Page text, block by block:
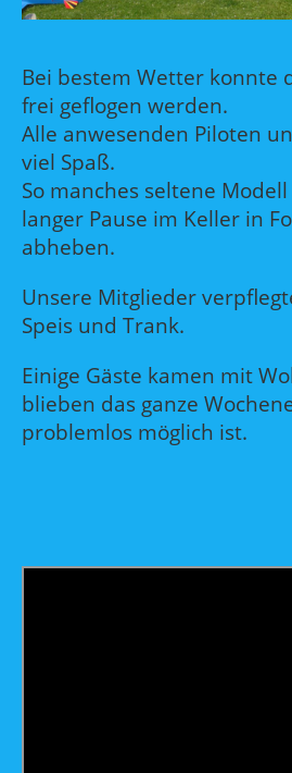
Bei bestem Wetter konnte
frei geflogen werden.
Alle anwesenden Piloten
viel Spaß.
So manches seltene
langer Pause im Keller in
abheben.
Unsere Mitglieder
Speis und Trank.
Einige Gäste kamen mit
blieben das ganze
problemlos möglich ist.